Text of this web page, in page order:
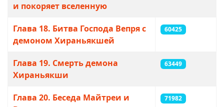
и покоряет вселенную
Глава 18. Битва Господа Вепря с
демоном Хираньякшей
60425
Глава 19. Смерть демона
Хираньякши
63449
Глава 20. Беседа Майтреи и
71982